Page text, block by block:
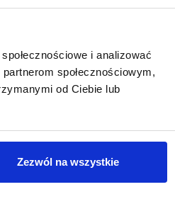
i analizować
społecznościowym,
od Ciebie lub
Zezwól na wszystkie
Rozwój PPP w Polsce -
Projekty z miastami i dla miast
Zgierz -
27.01.2017 PPP Z naszych miast